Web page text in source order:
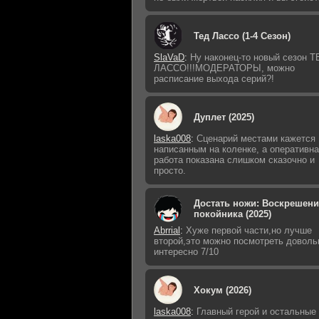
Тед Лассо (1-4 Сезон)
SlaVaD: Ну наконец-то новый сезон
ЛАССО!!!МОДЕРАТОРЫ, можно
расписание выхода серий?!
Дуплет (2025)
laska008: Сценарий местами кажется
написанным на коленке, а
работа показана слишком сказочно и
просто.
Достать ножи:
покойника (2025)
Abrrial : Хуже первой части,но лучше
второй,это можно посмотреть
интересно 7/10
Хокум (2026)
laska008: Главный герой и остальные